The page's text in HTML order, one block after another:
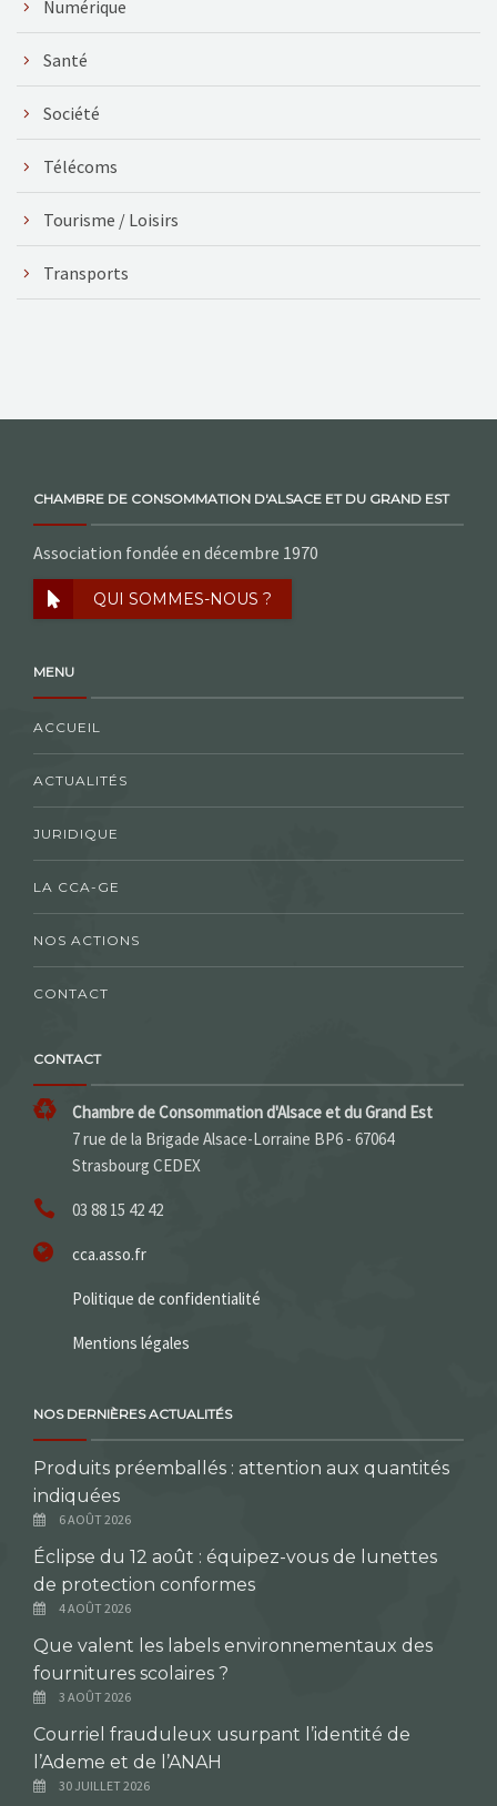
Numérique
Santé
Société
Télécoms
Tourisme / Loisirs
Transports
CHAMBRE DE CONSOMMATION D'ALSACE ET DU GRAND EST
Association fondée en décembre 1970
QUI SOMMES-NOUS ?
MENU
ACCUEIL
ACTUALITÉS
JURIDIQUE
LA CCA-GE
NOS ACTIONS
CONTACT
CONTACT
Chambre de Consommation d'Alsace et du Grand Est
7 rue de la Brigade Alsace-Lorraine BP6 - 67064
Strasbourg CEDEX
03 88 15 42 42
cca.asso.fr
Politique de confidentialité
Mentions légales
NOS DERNIÈRES ACTUALITÉS
Produits préemballés : attention aux quantités
indiquées
6 AOÛT 2026
Éclipse du 12 août : équipez-vous de lunettes
de protection conformes
4 AOÛT 2026
Que valent les labels environnementaux des
fournitures scolaires ?
3 AOÛT 2026
Courriel frauduleux usurpant l’identité de
l’Ademe et de l’ANAH
30 JUILLET 2026